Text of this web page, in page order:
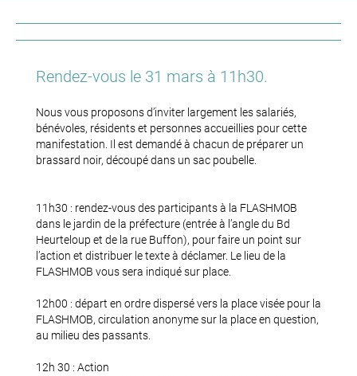
Rendez-vous le 31 mars à 11h30.
Nous vous proposons d’inviter largement les salariés,
bénévoles, résidents et personnes accueillies pour cette
manifestation. Il est demandé à chacun de préparer un
brassard noir, découpé dans un sac poubelle.
11h30 : rendez-vous des participants à la FLASHMOB
dans le jardin de la préfecture (entrée à l’angle du Bd
Heurteloup et de la rue Buffon), pour faire un point sur
l’action et distribuer le texte à déclamer. Le lieu de la
FLASHMOB vous sera indiqué sur place.
12h00 : départ en ordre dispersé vers la place visée pour la
FLASHMOB, circulation anonyme sur la place en question,
au milieu des passants.
12h 30 : Action